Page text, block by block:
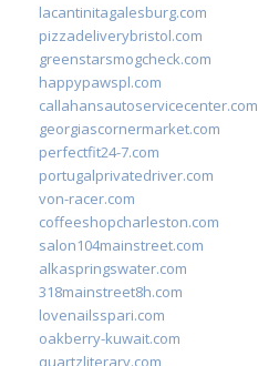
lacantinitagalesburg.com
pizzadeliverybristol.com
greenstarsmogcheck.com
happypawspl.com
callahansautoservicecenter.com
georgiascornermarket.com
perfectfit24-7.com
portugalprivatedriver.com
von-racer.com
coffeeshopcharleston.com
salon104mainstreet.com
alkaspringswater.com
318mainstreet8h.com
lovenailsspari.com
oakberry-kuwait.com
quartzliterary.com